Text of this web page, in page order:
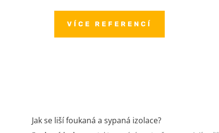
VÍCE REFERENCÍ
Jak se liší foukaná a sypaná izolace?